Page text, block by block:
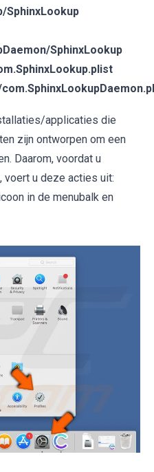
SphinxLookup
SphinxLookup
applicaties die
zijn ontworpen om een
Daarom, voordat u
voert u deze acties uit:
in de menubalk en